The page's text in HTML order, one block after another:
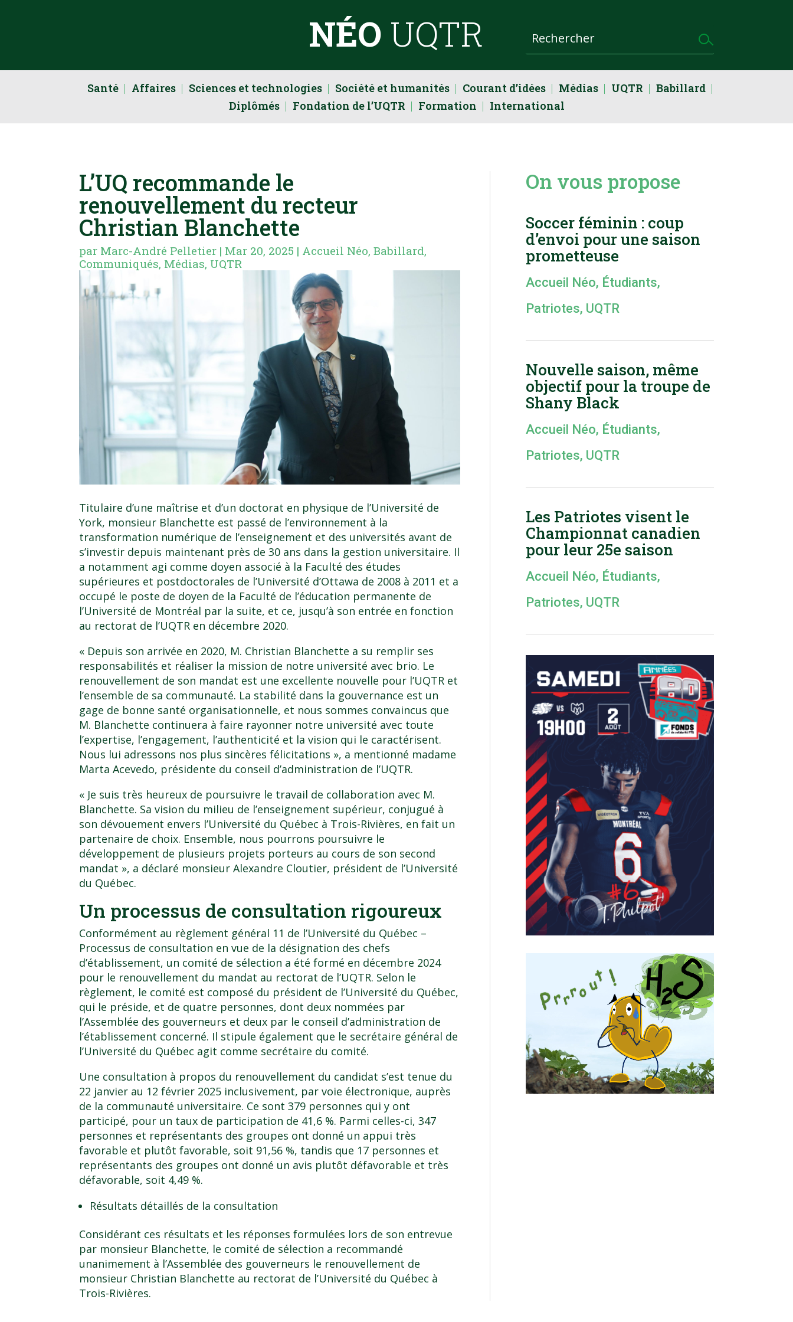
NÉO UQTR
Santé Affaires Sciences et technologies Société et humanités Courant d’idées Médias UQTR
Babillard
Diplômés
Fondation de l’UQTR Formation International
L’UQ recommande le
renouvellement du recteur
Christian Blanchette
par Marc-André Pelletier | Mar 20, 2025 | Accueil Néo,Babillard,
Communiqués, Médias, UQTR
Titulaire d’une maîtrise et d’un doctorat en physique de l’Université de
York, monsieur Blanchette est passé de l’environnement à la
transformation numérique de l’enseignement et des universités avant de
s’investir depuis maintenant près de 30 ans dans la gestion universitaire. Il
a notamment agi comme doyen associé à la Faculté des études
supérieures et postdoctorales de l’Université d’Ottawa de 2008 à 2011 et a
occupé le poste de doyen de la Faculté de l’éducation permanente de
l’Université de Montréal par la suite, et ce, jusqu’à son entrée en fonction
au rectorat de l’UQTR en décembre 2020.
« Depuis son arrivée en 2020, M. Christian Blanchette a su remplir ses
responsabilités et réaliser la mission de notre université avec brio. Le
renouvellement de son mandat est une excellente nouvelle pour l’UQTR et
l’ensemble de sa communauté. La stabilité dans la gouvernance est un
gage de bonne santé organisationnelle, et nous sommes convaincus que
M. Blanchette continuera à faire rayonner notre université avec toute
l’expertise, l’engagement, l’authenticité et la vision qui le caractérisent.
Nous lui adressons nos plus sincères félicitations », a mentionné madame
Marta Acevedo, présidente du conseil d’administration de l’UQTR.
« Je suis très heureux de poursuivre le travail de collaboration avec M.
Blanchette. Sa vision du milieu de l’enseignement supérieur, conjugué à
son dévouement envers l’Université du Québec à Trois-Rivières, en fait un
partenaire de choix. Ensemble, nous pourrons poursuivre le
développement de plusieurs projets porteurs au cours de son second
mandat », a déclaré monsieur Alexandre Cloutier, président de l’Université
du Québec.
Un processus de consultation rigoureux
Conformément au règlement général 11 de l’Université du Québec –
Processus de consultation en vue de la désignation des chefs
d’établissement, un comité de sélection a été formé en décembre 2024
pour le renouvellement du mandat au rectorat de l’UQTR. Selon le
règlement, le comité est composé du président de l’Université du Québec,
qui le préside, et de quatre personnes, dont deux nommées par
l’Assemblée des gouverneurs et deux par le conseil d’administration de
l’établissement concerné. Il stipule également que le secrétaire général de
l’Université du Québec agit comme secrétaire du comité.
Une consultation à propos du renouvellement du candidat s’est tenue du
22 janvier au 12 février 2025 inclusivement, par voie électronique, auprès
de la communauté universitaire. Ce sont 379 personnes qui y ont
participé, pour un taux de participation de 41,6 %. Parmi celles-ci, 347
personnes et représentants des groupes ont donné un appui très
favorable et plutôt favorable, soit 91,56 %, tandis que 17 personnes et
représentants des groupes ont donné un avis plutôt défavorable et très
défavorable, soit 4,49 %.
Résultats détaillés de la consultation
Considérant ces résultats et les réponses formulées lors de son entrevue
par monsieur Blanchette, le comité de sélection a recommandé
unanimement à l’Assemblée des gouverneurs le renouvellement de
monsieur Christian Blanchette au rectorat de l’Université du Québec à
Trois-Rivières.
On vous propose
Soccer féminin : coup
d’envoi pour une saison
prometteuse
Accueil Néo, Étudiants,
Patriotes, UQTR
Nouvelle saison, même
objectif pour la troupe de
Shany Black
Accueil Néo, Étudiants,
Patriotes, UQTR
Les Patriotes visent le
Championnat canadien
pour leur 25e saison
Accueil Néo, Étudiants,
Patriotes, UQTR